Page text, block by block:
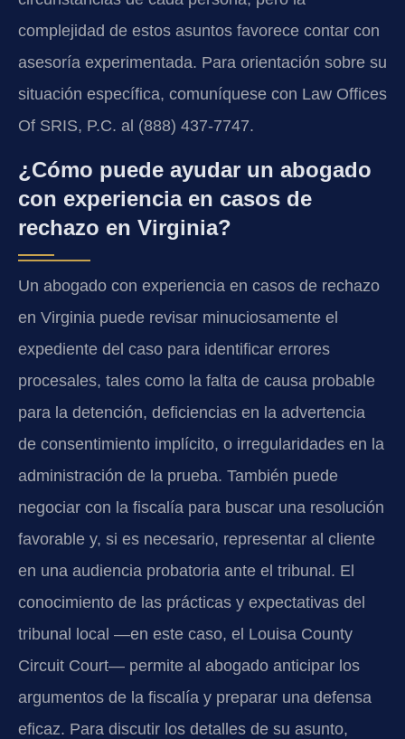
complejidad de estos asuntos favorece contar con
asesoría experimentada. Para orientación sobre su
situación específica, comuníquese con Law Offices
Of SRIS, P.C. al (888) 437-7747.
¿Cómo puede ayudar un abogado
con experiencia en casos de
rechazo en Virginia?
Un abogado con experiencia en casos de rechazo
en Virginia puede revisar minuciosamente el
expediente del caso para identificar errores
procesales, tales como la falta de causa probable
para la detención, deficiencias en la advertencia
de consentimiento implícito, o irregularidades en la
administración de la prueba. También puede
negociar con la fiscalía para buscar una resolución
favorable y, si es necesario, representar al cliente
en una audiencia probatoria ante el tribunal. El
conocimiento de las prácticas y expectativas del
tribunal local —en este caso, el Louisa County
Circuit Court— permite al abogado anticipar los
argumentos de la fiscalía y preparar una defensa
eficaz. Para discutir los detalles de su asunto,